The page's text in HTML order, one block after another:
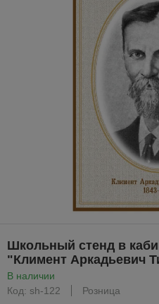
Школьный стенд в
"Климент Аркадьевич
В наличии
Код: sh-122
Розница